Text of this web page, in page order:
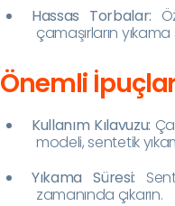
Hassas Torbalar:
çamaşırların
Önemli
Kullanım Kılavuzu:
modeli, sentetik
Yıkama Süresi:
zamanında çıkarın.